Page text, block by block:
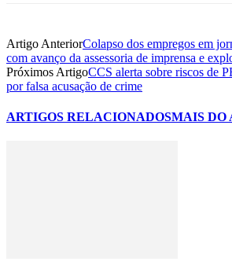
Artigo AnteriorColapso dos empregos em
com avanço da assessoria de imprensa e
Próximos ArtigoCCS alerta sobre riscos de
por falsa acusação de crime
ARTIGOS RELACIONADOSMAIS DO